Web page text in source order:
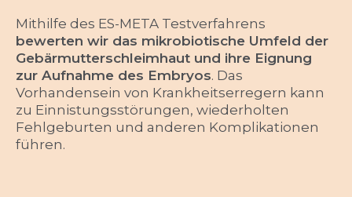
Mithilfe des ES-META Testverfahrens
bewerten wir das mikrobiotische Umfeld der
Gebärmutterschleimhaut und ihre Eignung
zur Aufnahme des Embryos. Das
Vorhandensein von Krankheitserregern kann
zu Einnistungsstörungen, wiederholten
Fehlgeburten und anderen Komplikationen
führen.